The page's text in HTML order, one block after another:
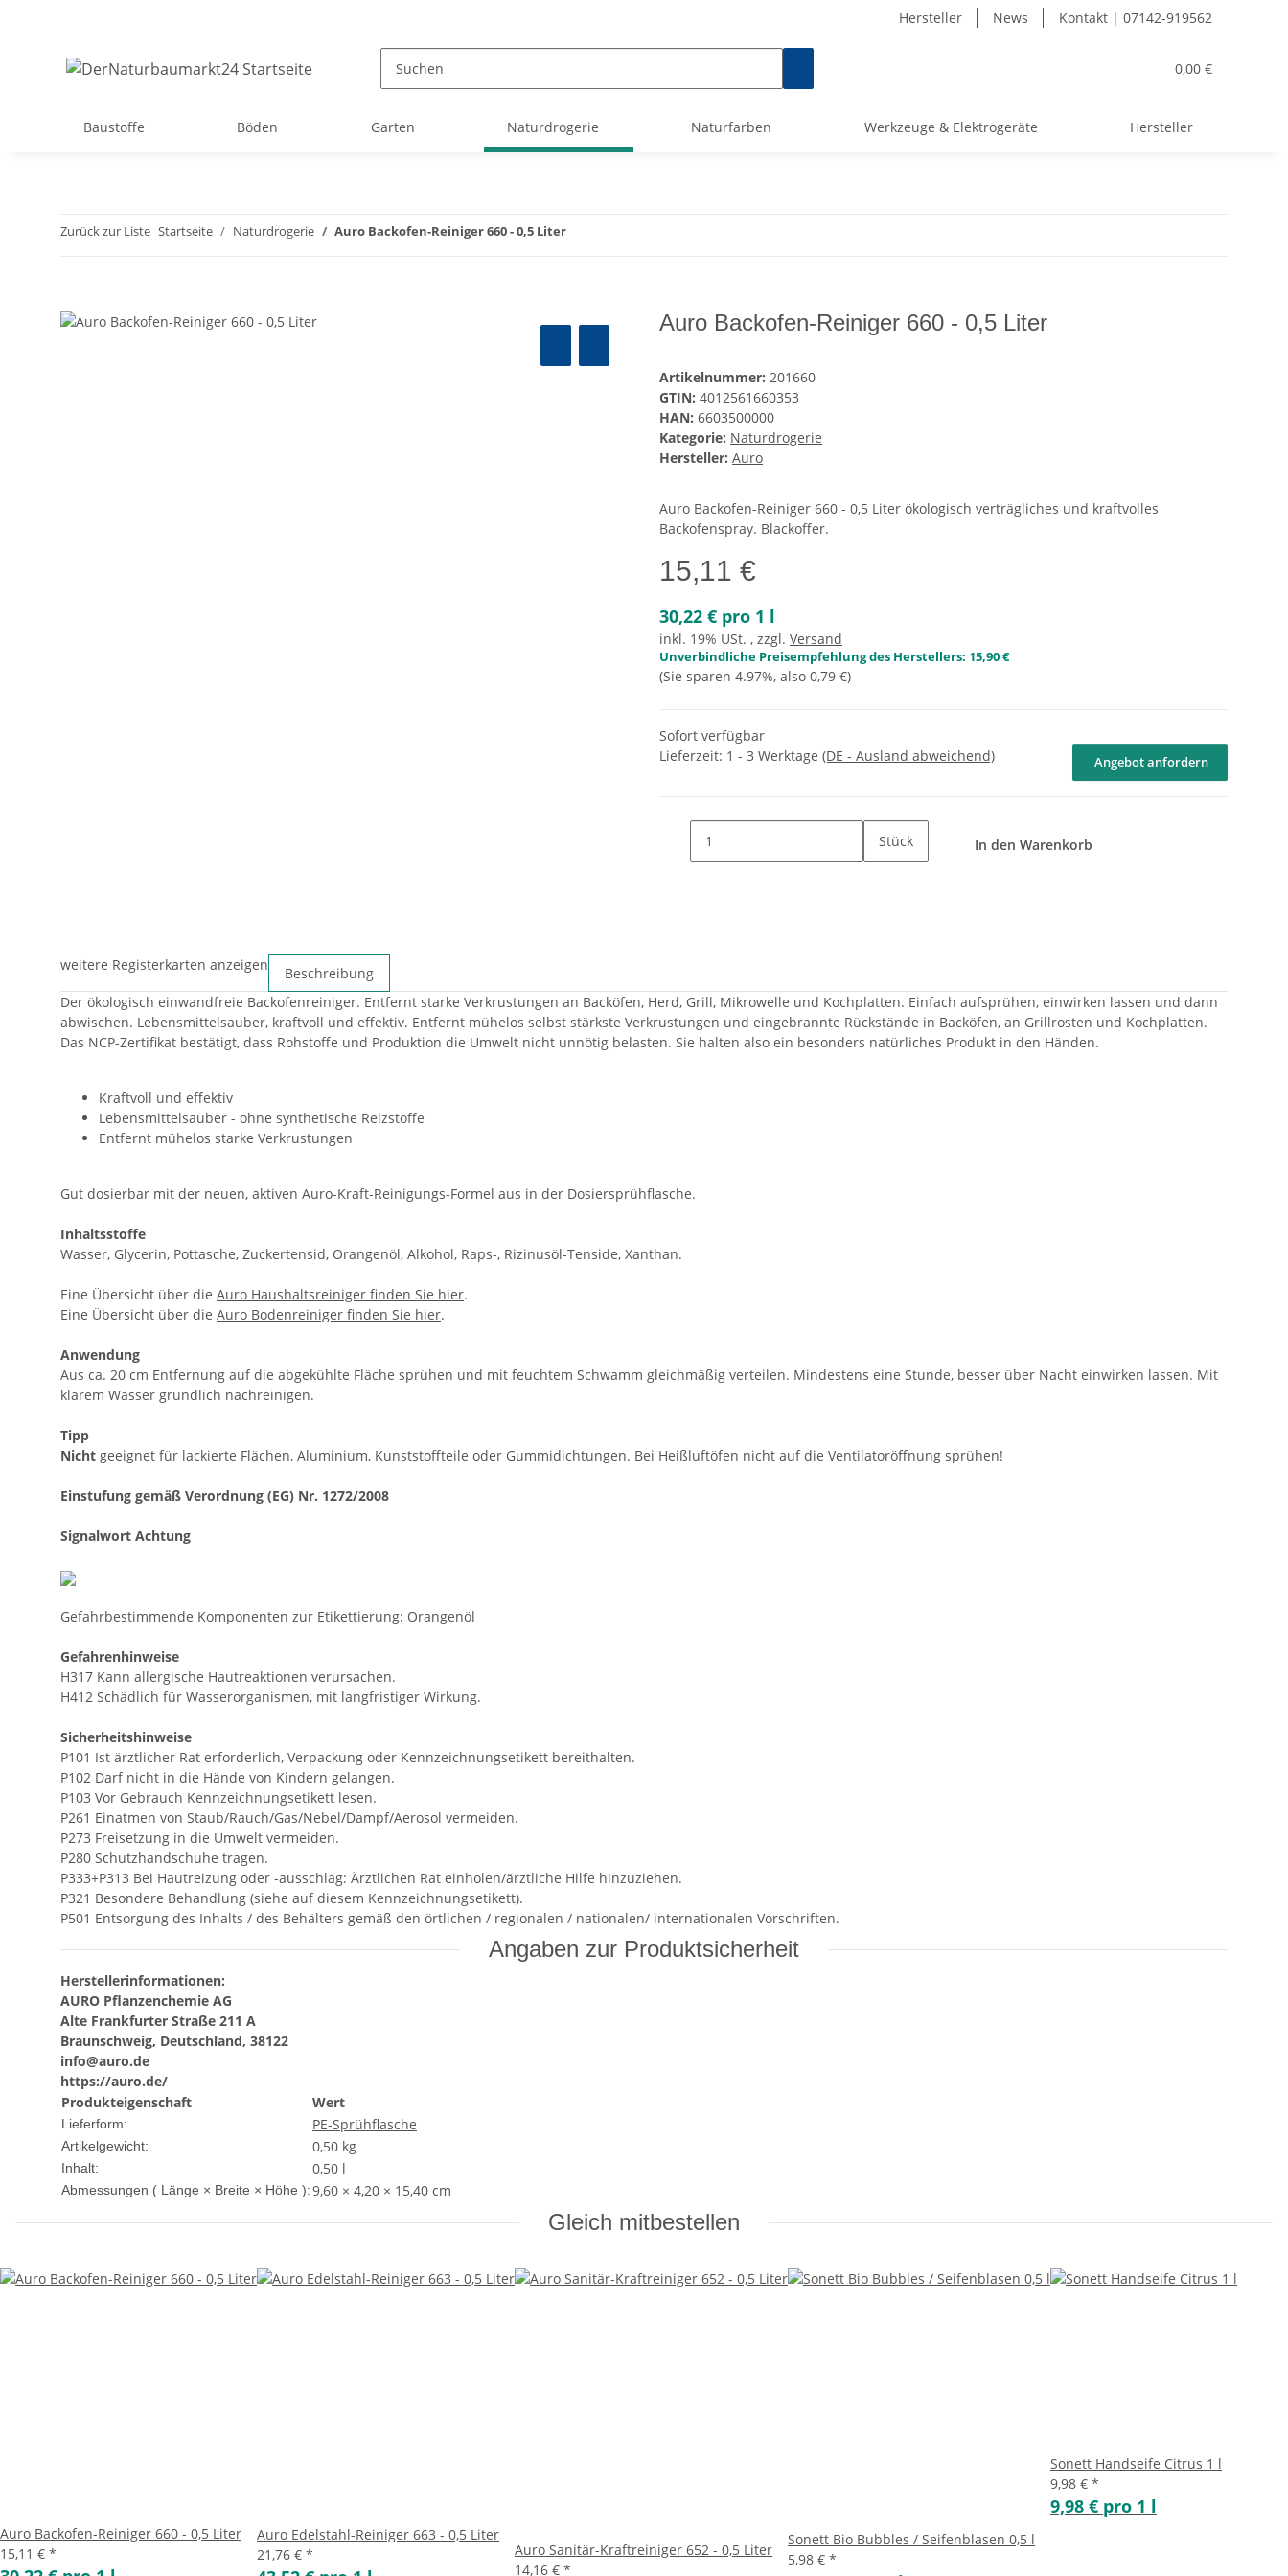
Hersteller News Kontakt | 07142-919562
0,00 €
Baustoffe Böden Garten Naturdrogerie Naturfarben Werkzeuge & Elektrogeräte Hersteller
Zurück zur Liste Startseite Naturdrogerie Auro Backofen-Reiniger 660 - 0,5 Liter
Auro Backofen-Reiniger 660 - 0,5 Liter
Artikelnummer: 201660
GTIN: 4012561660353
HAN: 6603500000
Kategorie: Naturdrogerie
Hersteller: Auro
Auro Backofen-Reiniger 660 - 0,5 Liter ökologisch verträgliches und kraftvolles
Backofenspray. Blackoffer.
15,11 €
30,22 € pro 1 l
inkl. 19% USt. , zzgl. Versand
Unverbindliche Preisempfehlung des Herstellers: 15,90 €
(Sie sparen 4.97%, also 0,79 €)
Sofort verfügbar
Lieferzeit: 1 - 3 Werktage (DE - Ausland abweichend) Angebot anfordern
Stück In den Warenkorb
weitere Registerkarten anzeigen
Beschreibung
Der ökologisch einwandfreie Backofenreiniger. Entfernt starke Verkrustungen an Backöfen, Herd, Grill, Mikrowelle und Kochplatten. Einfach aufsprühen, einwirken lassen und dann
abwischen. Lebensmittelsauber, kraftvoll und effektiv. Entfernt mühelos selbst stärkste Verkrustungen und eingebrannte Rückstände in Backöfen, an Grillrosten und Kochplatten.
Das NCP-Zertifikat bestätigt, dass Rohstoffe und Produktion die Umwelt nicht unnötig belasten. Sie halten also ein besonders natürliches Produkt in den Händen.
Kraftvoll und effektiv
Lebensmittelsauber - ohne synthetische Reizstoffe
Entfernt mühelos starke Verkrustungen
Gut dosierbar mit der neuen, aktiven Auro-Kraft-Reinigungs-Formel aus in der Dosiersprühflasche.
Inhaltsstoffe
Wasser, Glycerin, Pottasche, Zuckertensid, Orangenöl, Alkohol, Raps-, Rizinusöl-Tenside, Xanthan.
Eine Übersicht über die Auro Haushaltsreiniger finden Sie hier.
Eine Übersicht über die Auro Bodenreiniger finden Sie hier.
Anwendung
Aus ca. 20 cm Entfernung auf die abgekühlte Fläche sprühen und mit feuchtem Schwamm gleichmäßig verteilen. Mindestens eine Stunde, besser über Nacht einwirken lassen. Mit
klarem Wasser gründlich nachreinigen.
Tipp
Nicht geeignet für lackierte Flächen, Aluminium, Kunststoffteile oder Gummidichtungen. Bei Heißluftöfen nicht auf die Ventilatoröffnung sprühen!
Einstufung gemäß Verordnung (EG) Nr. 1272/2008
Signalwort Achtung
Gefahrbestimmende Komponenten zur Etikettierung: Orangenöl
Gefahrenhinweise
H317 Kann allergische Hautreaktionen verursachen.
H412 Schädlich für Wasserorganismen, mit langfristiger Wirkung.
Sicherheitshinweise
P101 Ist ärztlicher Rat erforderlich, Verpackung oder Kennzeichnungsetikett bereithalten.
P102 Darf nicht in die Hände von Kindern gelangen.
P103 Vor Gebrauch Kennzeichnungsetikett lesen.
P261 Einatmen von Staub/Rauch/Gas/Nebel/Dampf/Aerosol vermeiden.
P273 Freisetzung in die Umwelt vermeiden.
P280 Schutzhandschuhe tragen.
P333+P313 Bei Hautreizung oder -ausschlag: Ärztlichen Rat einholen/ärztliche Hilfe hinzuziehen.
P321 Besondere Behandlung (siehe auf diesem Kennzeichnungsetikett).
P501 Entsorgung des Inhalts / des Behälters gemäß den örtlichen / regionalen / nationalen/ internationalen Vorschriften.
Angaben zur Produktsicherheit
Herstellerinformationen:
AURO Pflanzenchemie AG
Alte Frankfurter Straße 211 A
Braunschweig, Deutschland, 38122
info@auro.de
https://auro.de/
Produkteigenschaft
Wert
Lieferform: PE-Sprühflasche
Artikelgewicht: 0,50 kg
Inhalt: 0,50 l
Abmessungen ( Länge × Breite × Höhe ):9,60 × 4,20 × 15,40 cm
Gleich mitbestellen
Auro Backofen-Reiniger 660 - 0,5 Liter
15,11 € *
Auro Edelstahl-Reiniger 663 - 0,5 Liter
21,76 € *
Auro Sanitär-Kraftreiniger 652 - 0,5 Liter
14,16 € *
Sonett Bio Bubbles / Seifenblasen 0,5 l
5,98 € *
Sonett Handseife Citrus 1 l
9,98 € *
9,98 € pro 1 l